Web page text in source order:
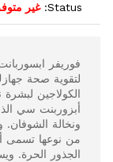
Status: غير
لتقوية صحة
الكولاجين
أبزوربنت سي
ونخالة
من نوعها تسمى
الجذور الحرة.